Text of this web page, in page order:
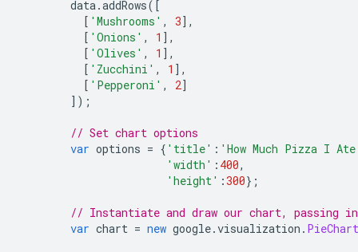
data.addRows([
[ 'Mushrooms' , 3],
[ 'Onions' , 1 ],
[ 'Olives' , 1 ],
[ 'Zucchini' , 1 ],
[ 'Pepperoni' , 2]
]);
// Set chart options
var options = { 'title' : 'How Much Pizza I
'width' : 400,
'height' :300};
// Instantiate and draw our chart, passing in
var chart = new google.visualization . PieChart